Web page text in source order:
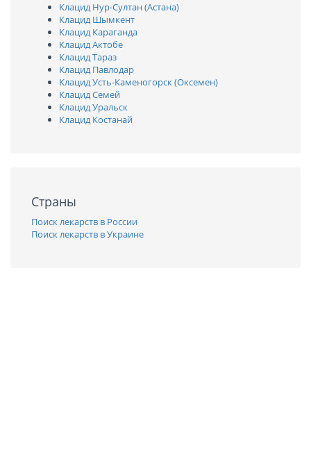
Клацид Нур-Султан (Астана)
Клацид Шымкент
Клацид Караганда
Клацид Актобе
Клацид Тараз
Клацид Павлодар
Клацид Усть-Каменогорск (Оксемен)
Клацид Семей
Клацид Уральск
Клацид Костанай
Страны
Поиск лекарств в России
Поиск лекарств в Украине